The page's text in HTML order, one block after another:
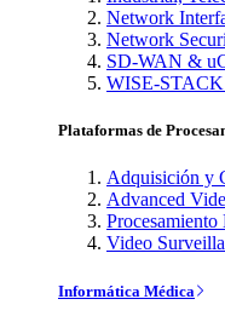
Network
Network
SD-WAN &
WISE-STACK
Plataformas de
Adquisición y
Advanced
Video
Informática Médica